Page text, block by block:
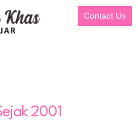
Contact Us
2001